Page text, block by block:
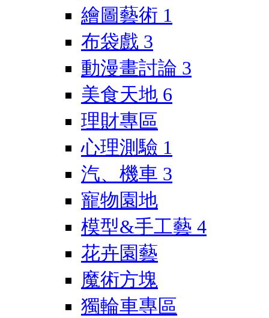
繪圖藝術 1
布袋戲 3
動漫畫討論 3
美食天地 6
理財專區
心理測驗 1
汽、機車 3
寵物園地
模型&手工藝 4
花卉園藝
魔術方塊
獨輪車專區